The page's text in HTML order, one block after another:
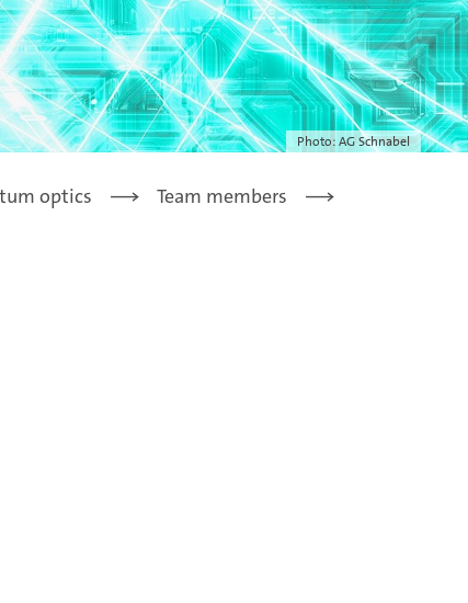
Photo: AG Schnabel
optics
Team members